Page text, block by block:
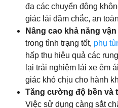
đa các chuyển động
giác lái đầm chắc, an
Nâng cao khả năng
trong tình trạng tốt, phụ
hấp thụ hiệu quả các
lại trải nghiệm lái xe êm
giác khó chịu cho hành
Tăng cường độ bền và
Việc sử dụng càng sắt